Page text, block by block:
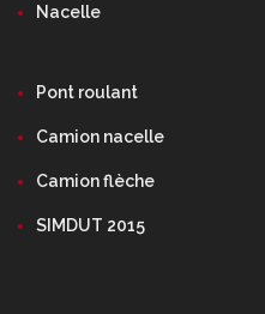
Nacelle
Pont roulant
Camion nacelle
Camion flèche
SIMDUT 2015